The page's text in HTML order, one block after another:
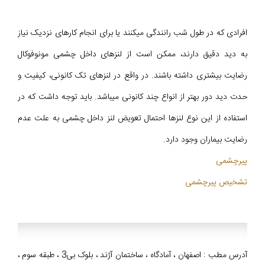
افرادی که در طول شب رانندگی میکنند یا برای انجام کارهای نزدیک نیاز
به ديد دقيق دارند، ممکن است از لنزهاى داخل چشمى مونوفوکال
رضایت بیشتری داشته باشند. در واقع در لنزهای تک کانونی، کیفیت و
حدت دید دور بهتر از انواع چند کانونی میباشد. باید توجه داشت که در
استفاده از این نوع لنزها احتمال تعویض لنز داخل چشمی به علت عدم
رضایت بیماران وجود دارد.
پیرچشمی
تشخیص پیرچشمی
آدرس مطب : اصفهان ، آمادگاه ، ساختمان آژند ، بلوک بی3 ، طبقه سوم ،